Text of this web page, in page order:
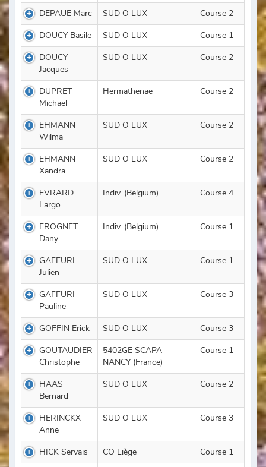
DEPAUE Marc SUD O LUX
Course 2
DOUCY Basile
SUD O LUX
Course 1
DOUCY
Jacques
SUD O LUX Course 2
DUPRET
Michaël
Hermathenae Course 2
EHMANN
Wilma
SUD O LUX Course 2
EHMANN
Xandra
SUD O LUX Course 2
EVRARD
Largo
Indiv. (Belgium) Course 4
FROGNET
Dany
Indiv. (Belgium) Course 1
GAFFURI
Julien
SUD O LUX Course 1
GAFFURI
Pauline
SUD O LUX Course 3
GOFFIN Erick SUD O LUX
Course 3
GOUTAUDIER
Christophe
5402GE SCAPA
NANCY (France)
Course 1
HAAS
Bernard
SUD O LUX Course 2
HERINCKX
Anne
SUD O LUX Course 3
HICK Servais CO Liège
Course 1